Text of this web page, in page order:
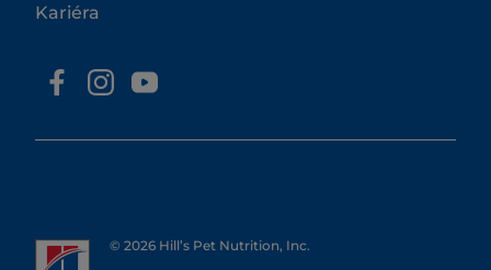
Kariéra
© 2026 Hill’s Pet Nutrition, Inc.